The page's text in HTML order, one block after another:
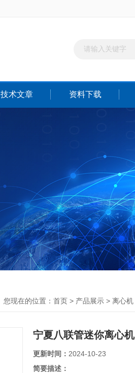
技术文章 资料下载
您现在的位置： 首页 > 产品展示 > 离心机
宁夏八联管迷你离心机
更新时间： 2024-10-23
简要描述：